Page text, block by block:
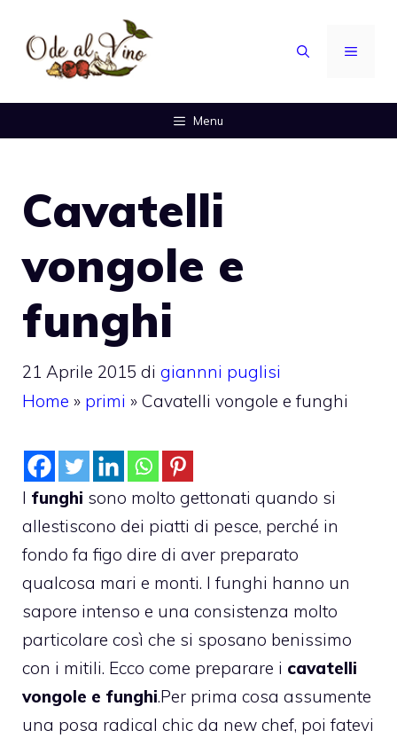
contenuto
MENU
Menu
Cavatelli
vongole e
funghi
21 Aprile 2015 di giannni puglisi
Home » primi » Cavatelli vongole e funghi
I funghi sono molto gettonati quando si
allestiscono dei piatti di pesce, perché in
fondo fa figo dire di aver preparato
qualcosa mari e monti. I funghi hanno un
sapore intenso e una consistenza molto
particolare così che si sposano benissimo
con i mitili. Ecco come preparare i cavatelli
vongole e funghi.Per prima cosa assumente
una posa radical chic da new chef, poi fatevi